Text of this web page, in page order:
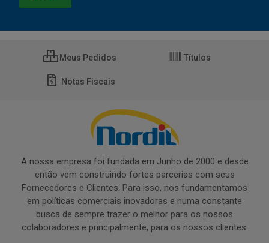
Meus Pedidos Títulos
Notas Fiscais
A nossa empresa foi fundada em Junho de 2000 e desde
então vem construindo fortes parcerias com seus
Fornecedores e Clientes. Para isso, nos fundamentamos
em políticas comerciais inovadoras e numa constante
busca de sempre trazer o melhor para os nossos
colaboradores e principalmente, para os nossos clientes.